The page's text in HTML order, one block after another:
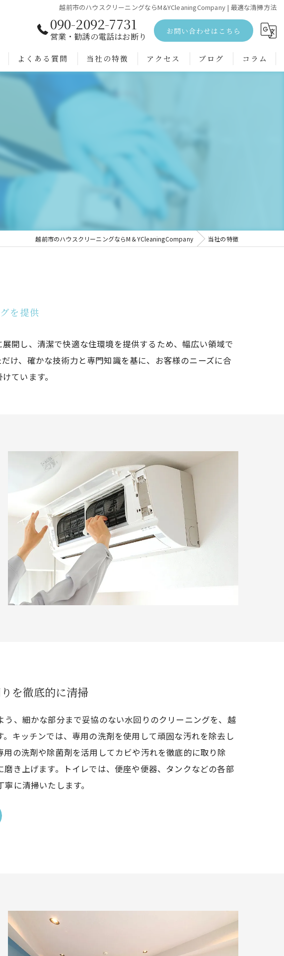
越前市のハウスクリーニングならM&YCleaningCompany | 最適な清掃方法
090-2092-7731
営業・勧誘の電話はお断り
お問い合わせはこちら
よくある質問 当社の特徴
エアコンクリーニング
アクセス ブログ コラム
越前市のハウスクリーニングならM＆YCleaningCompany 当社の特徴
を提供
開し、清潔で快適な住環境を提供するため、幅広い領域で
け、確かな技術力と専門知識を基に、お客様のニーズに合
ています。
を徹底的に清掃
う、細かな部分まで妥協のない水回りのクリーニングを、越
。キッチンでは、専用の洗剤を使用して頑固な汚れを除去し
用の洗剤や除菌剤を活用してカビや汚れを徹底的に取り除
磨き上げます。トイレでは、便座や便器、タンクなどの各部
に清掃いたします。